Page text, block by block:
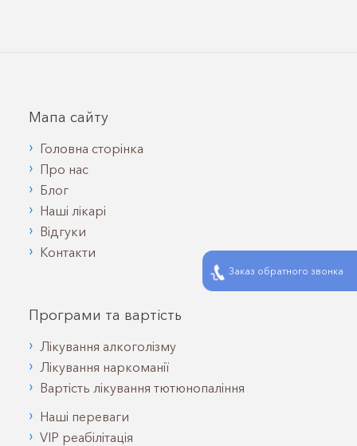
Заказ обратного звонка
Мапа сайту
Головна сторінка
Про нас
Блог
Наші лікарі
Відгуки
Контакти
Програми та вартість
Лікування алкоголізму
Лікування наркоманії
Вартість лікування тютюнопаління
Наші переваги
VIP реабілітація